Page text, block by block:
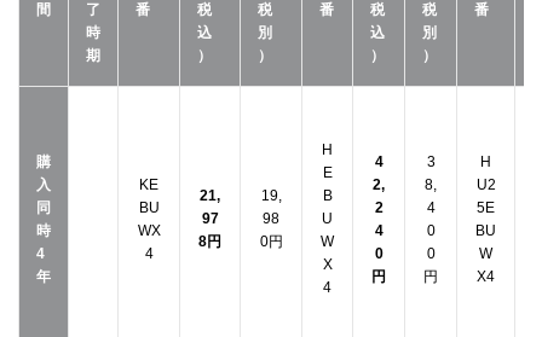
間
了
時
期
番
税
込
）
税
別
）
番
税
込
）
税
別
）
番
購
入
同
時
4
年
KE
BU
WX
4
21,
97
8円
19,
98
0円
H
E
B
U
W
X
4
4
2,
2
4
0
円
3
8,
4
0
0
円
H
U2
5E
BU
W
X4